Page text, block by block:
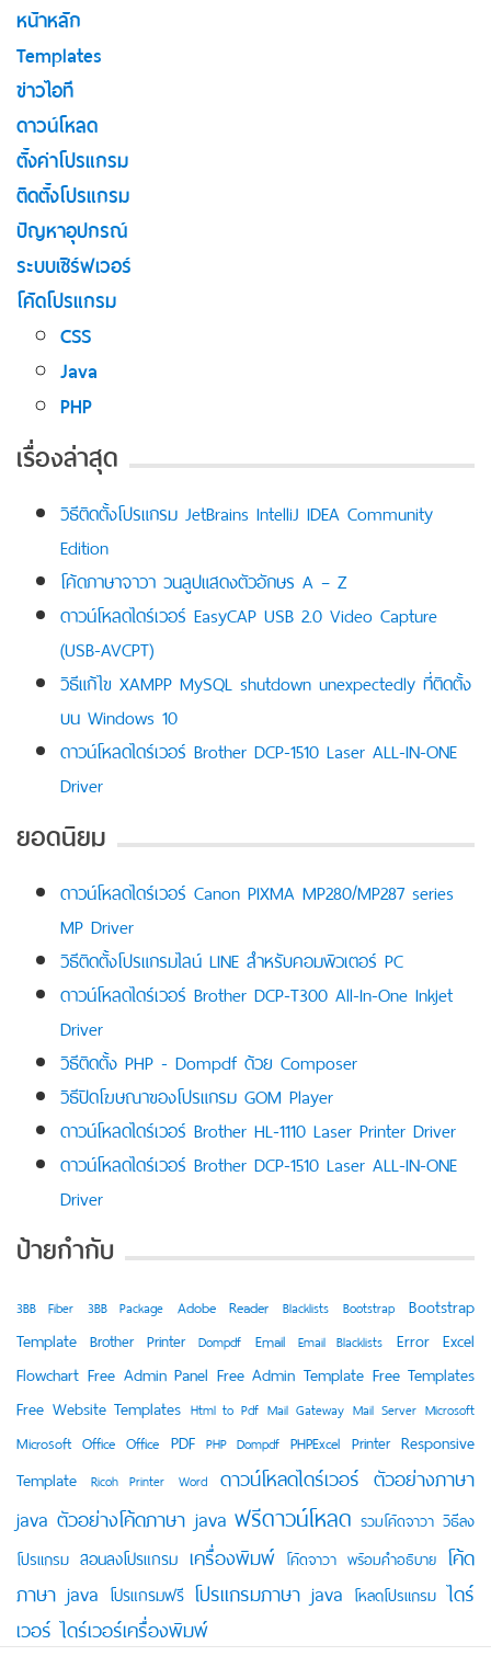
หน้าหลัก
Templates
ข่าวไอที
ดาวน์โหลด
ตั้งค่าโปรแกรม
ติดตั้งโปรแกรม
ปัญหาอุปกรณ์
ระบบเซิร์ฟเวอร์
โค้ดโปรแกรม
CSS
Java
PHP
เรื่องล่าสุด
วิธีติดตั้งโปรแกรม JetBrains IntelliJ IDEA Community
Edition
โค้ดภาษาจาวา วนลูปแสดงตัวอักษร A – Z
ดาวน์โหลดไดร์เวอร์ EasyCAP USB 2.0 Video Capture
(USB-AVCPT)
วิธีแก้ไข XAMPP MySQL shutdown unexpectedly ที่ติดตั้ง
บน Windows 10
ดาวน์โหลดไดร์เวอร์ Brother DCP-1510 Laser ALL-IN-ONE
Driver
ยอดนิยม
ดาวน์โหลดไดร์เวอร์ Canon PIXMA MP280/MP287 series
MP Driver
วิธีติดตั้งโปรแกรมไลน์ LINE สำหรับคอมพิวเตอร์ PC
ดาวน์โหลดไดร์เวอร์ Brother DCP-T300 All-In-One Inkjet
Driver
วิธีติดตั้ง PHP - Dompdf ด้วย Composer
วิธีปิดโฆษณาของโปรแกรม GOM Player
ดาวน์โหลดไดร์เวอร์ Brother HL-1110 Laser Printer Driver
ดาวน์โหลดไดร์เวอร์ Brother DCP-1510 Laser ALL-IN-ONE
Driver
ป้ายกำกับ
3BB Fiber 3BB Package Adobe Reader Blacklists Bootstrap Bootstrap
Template Brother Printer Dompdf Email Email Blacklists Error Excel
Flowchart Free Admin Panel Free Admin Template Free Templates
Free Website Templates Html to Pdf Mail Gateway Mail Server Microsoft
Microsoft Office Office PDF PHP Dompdf PHPExcel Printer Responsive
Template Ricoh Printer Word ดาวน์โหลดไดร์เวอร์ ตัวอย่างภาษา
java ตัวอย่างโค้ดภาษา java ฟรีดาวน์โหลด รวมโค้ดจาวา วิธีลง
โปรแกรม สอนลงโปรแกรม เครื่องพิมพ์ โค้ดจาวา พร้อมคำอธิบาย โค้ด
ภาษา java โปรแกรมฟรี โปรแกรมภาษา java โหลดโปรแกรม ไดร์
เวอร์ ไดร์เวอร์เครื่องพิมพ์